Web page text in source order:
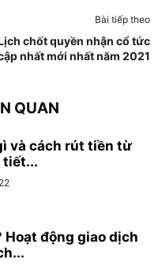
Bài tiếp theo
chốt quyền nhận cổ tức
nhất mới nhất năm 2021
QUAN
và cách rút tiền từ
tiết...
Hoạt động giao dịch